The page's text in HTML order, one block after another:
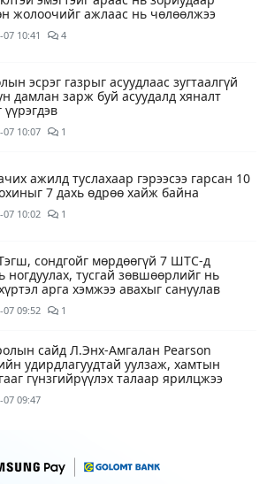
жолоочийг ажлаас нь чөлөөлжээ
07 10:41 4
эсрэг газрыг асуудлаас зугтаалгүй
дамлан зарж буй асуудалд хяналт
07 10:07 1
ажилд туслахаар гэрээсээ гарсан 10
7 дахь өдрөө хайж байна
07 10:02 1
сондгойг мөрдөөгүй 7 ШТС-д
ногдуулах, тусгай зөвшөөрлийг нь
арга хэмжээ авахыг сануулав
0709:52 1
сайд Л.Энх-Амгалан Pearson
удирдлагуудтай уулзаж, хамтын
гүнзгийрүүлэх талаар ярилцжээ
0709:47
өмнө